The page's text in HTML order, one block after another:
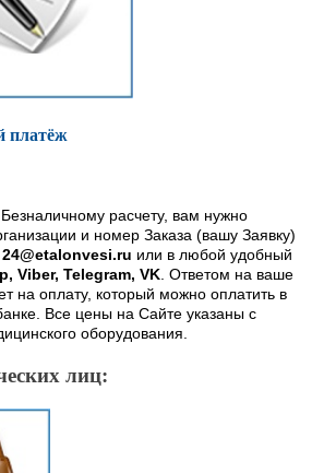
расчету, вам нужно
и номер Заказа (вашу Заявку)
24@etalonvesi.ru или в любой удобный
Viber, Telegram, VK. Ответом на ваше
на оплату, который можно оплатить в
Все цены на Сайте указаны с
оборудования.
лиц: